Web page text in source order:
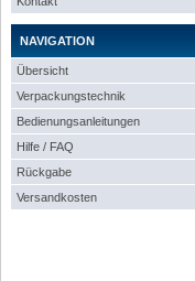
NAVIGATION
Übersicht
Verpackungstechnik
Bedienungsanleitungen
Hilfe / FAQ
Rückgabe
Versandkosten